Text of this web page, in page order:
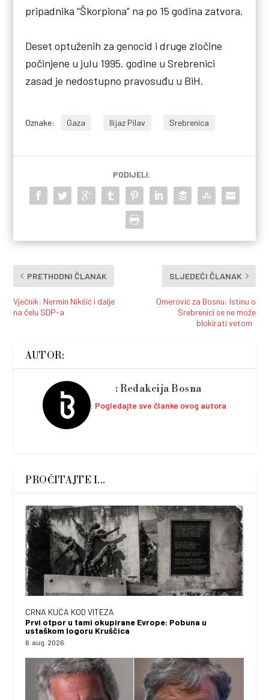
pripadnika “Škorpiona” na po 15 godina zatvora.
Deset optuženih za genocid i druge zločine
počinjene u julu 1995. godine u Srebrenici
zasad je nedostupno pravosuđu u BiH.
Oznake: Gaza Ilijaz Pilav Srebrenica
PODIJELI:
PRETHODNI ČLANAK
Vječnik: Nermin Nikšić i dalje
na čelu SDP-a
SLJEDEĆI ČLANAK
Omerović za Bosnu: Istinu o
Srebrenici se ne može
blokirati vetom
AUTOR:
Redakcija Bosna
Pogledajte sve članke ovog autora
PROČITAJTE I...
CRNA KUĆA KOD VITEZA
Prvi otpor u tami okupirane Evrope: Pobuna u
ustaškom logoru Kruščica
6. aug. 2026.